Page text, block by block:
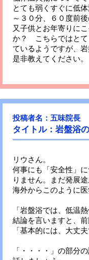
とても弱くすぐに低
～３０分、６０度前
又子供とお年寄りに
か？ こちらではとて
ているようですが、
是非教えてください。
投稿者名：五味院長
タイトル：岩盤浴
リウさん。
何事にも「安全性」
りません。まだ発展
海外からこのように
「岩盤浴では、低温
結論を言いますと、
「基本的には、大丈
「・・・・」の部分